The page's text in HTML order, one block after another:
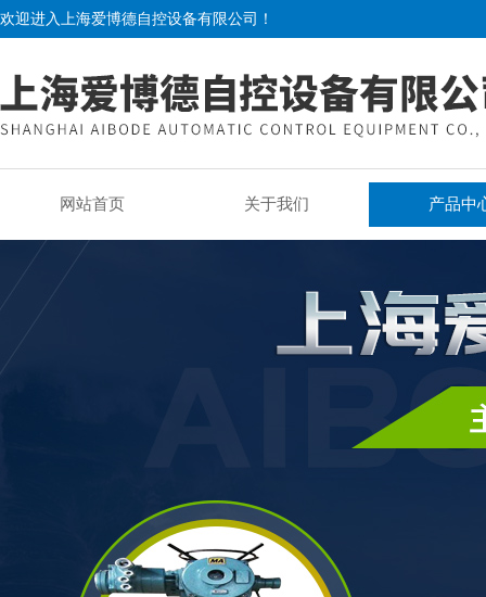
欢迎进入上海爱博德自控设备有限公司！
网站首页 关于我们 产品中